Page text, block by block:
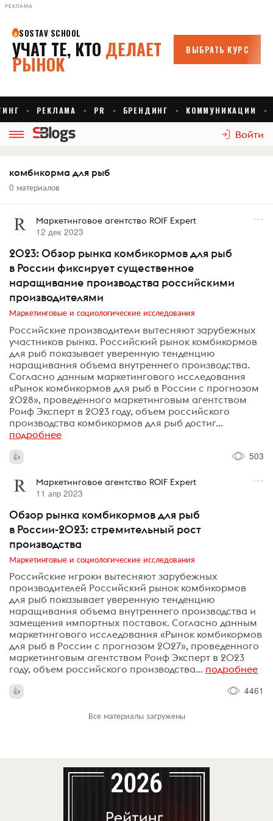
РЕКЛАМА
Войти
комбикорма для рыб
0 материалов
Маркетинговое агентство ROIF Expert
12 дек 2023
2023: Обзор рынка комбикормов для рыб
в России фиксирует существенное
наращивание производства российскими
производителями
Маркетинговые и социологические исследования
Российские производители вытесняют зарубежных
участников рынка. Российский рынок комбикормов
для рыб показывает уверенную тенденцию
наращивания объема внутреннего производства.
Согласно данным маркетингового исследования
«Рынок комбикормов для рыб в России с прогнозом
2028», проведенного маркетинговым агентством
Роиф Эксперт в 2023 году, объем российского
производства комбикормов для рыб достиг...
подробнее
503
Маркетинговое агентство ROIF Expert
11 апр 2023
Обзор рынка комбикормов для рыб
в России-2023: стремительный рост
производства
Маркетинговые и социологические исследования
Российские игроки вытесняют зарубежных
производителей Российский рынок комбикормов
для рыб показывает уверенную тенденцию
наращивания объема внутреннего производства и
замещения импортных поставок. Согласно данным
маркетингового исследования «Рынок комбикормов
для рыб в России с прогнозом 2027», проведенного
маркетинговым агентством Роиф Эксперт в 2023
году, объем российского производства... подробнее
4461
Все материалы загружены